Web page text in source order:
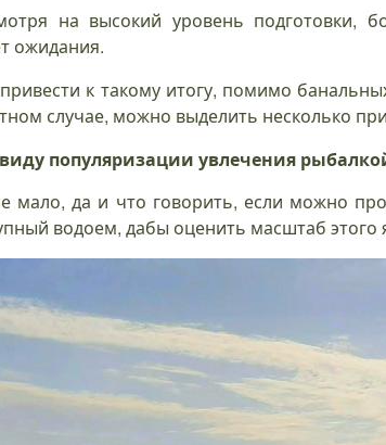
на высокий уровень подготовки,
ожидания.
к такому итогу, помимо
случае, можно выделить несколько
популяризации увлечения
мало, да и что говорить, если можно
водоем, дабы оценить масштаб этого